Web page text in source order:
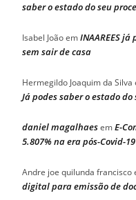
saber o estado do seu
Isabel JoãoemINAAREES
sem sair de casa
Hermegildo Joaquim da Silva
Já podes saber o estado do
daniel magalhaesemE-
5.807% na era pós-Covid-19
Andre joe quilunda francisco
digital para emissão de